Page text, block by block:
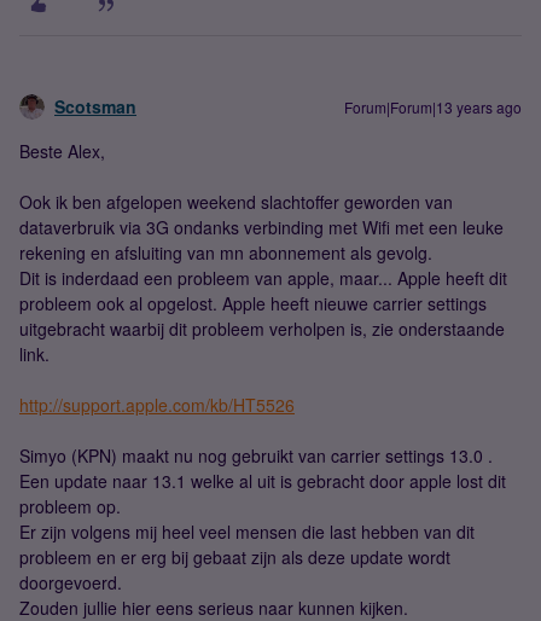
Scotsman Forum|Forum|13 years ago
Beste Alex,
Ook ik ben afgelopen weekend slachtoffer geworden van
dataverbruik via 3G ondanks verbinding met Wifi met een leuke
rekening en afsluiting van mn abonnement als gevolg.
Dit is inderdaad een probleem van apple, maar... Apple heeft dit
probleem ook al opgelost. Apple heeft nieuwe carrier settings
uitgebracht waarbij dit probleem verholpen is, zie onderstaande
link.
http://support.apple.com/kb/HT5526
Simyo (KPN) maakt nu nog gebruikt van carrier settings 13.0 .
Een update naar 13.1 welke al uit is gebracht door apple lost dit
probleem op.
Er zijn volgens mij heel veel mensen die last hebben van dit
probleem en er erg bij gebaat zijn als deze update wordt
doorgevoerd.
Zouden jullie hier eens serieus naar kunnen kijken.